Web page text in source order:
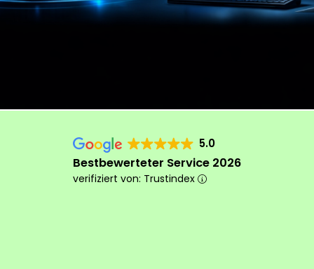
5.0
Bestbewerteter Service 2026
verifiziert von: Trustindex